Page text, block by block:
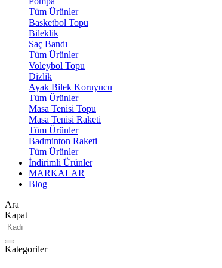
Tüm Ürünler
Basketbol Topu
Bileklik
Saç Bandı
Tüm Ürünler
Voleybol Topu
Dizlik
Ayak Bilek Koruyucu
Tüm Ürünler
Masa Tenisi Topu
Masa Tenisi Raketi
Tüm Ürünler
Badminton Raketi
Tüm Ürünler
İndirimli Ürünler
MARKALAR
Blog
Ara
Kapat
Kategoriler